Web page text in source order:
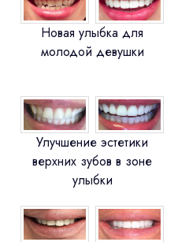
Новая улыбка для
молодой девушки
Улучшение эстетики
верхних зубов в зоне
улыбки